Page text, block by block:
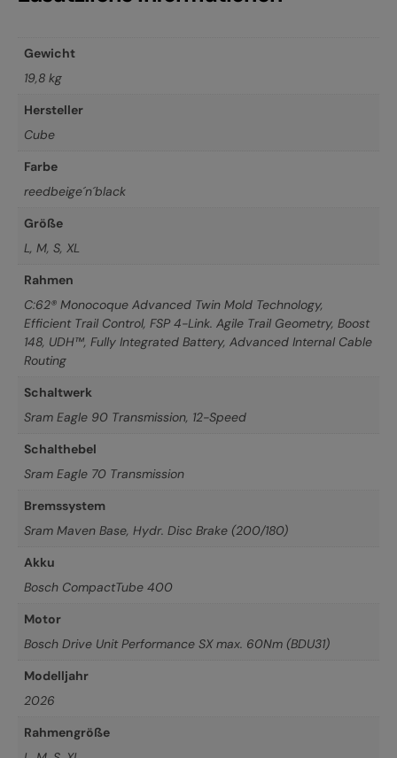
Gewicht
19,8 kg
Hersteller
Cube
Farbe
reedbeige´n´black
Größe
L, M, S, XL
Rahmen
C:62® Monocoque Advanced Twin Mold Technology,
Efficient Trail Control, FSP 4-Link. Agile Trail Geometry, Boost
148, UDH™, Fully Integrated Battery, Advanced Internal Cable
Routing
Schaltwerk
Sram Eagle 90 Transmission, 12-Speed
Schalthebel
Sram Eagle 70 Transmission
Bremssystem
Sram Maven Base, Hydr. Disc Brake (200/180)
Akku
Bosch CompactTube 400
Motor
Bosch Drive Unit Performance SX max. 60Nm (BDU31)
Modelljahr
2026
Rahmengröße